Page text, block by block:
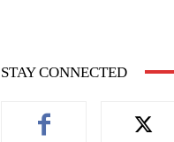
STAY CONNECTED